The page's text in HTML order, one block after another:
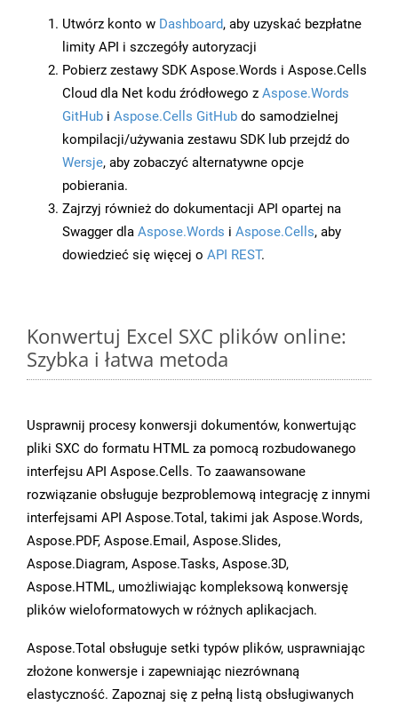
Utwórz konto w Dashboard, aby uzyskać bezpłatne
limity API i szczegóły autoryzacji
Pobierz zestawy SDK Aspose.Words i Aspose.Cells
Cloud dla Net kodu źródłowego z Aspose.Words
GitHub i Aspose.Cells GitHub do samodzielnej
kompilacji/używania zestawu SDK lub przejdź do
Wersje, aby zobaczyć alternatywne opcje
pobierania.
Zajrzyj również do dokumentacji API opartej na
Swagger dla Aspose.Words i Aspose.Cells, aby
dowiedzieć się więcej o API REST.
Konwertuj Excel SXC plików online:
Szybka i łatwa metoda
Usprawnij procesy konwersji dokumentów, konwertując
pliki SXC do formatu HTML za pomocą rozbudowanego
interfejsu API Aspose.Cells. To zaawansowane
rozwiązanie obsługuje bezproblemową integrację z innymi
interfejsami API Aspose.Total, takimi jak Aspose.Words,
Aspose.PDF, Aspose.Email, Aspose.Slides,
Aspose.Diagram, Aspose.Tasks, Aspose.3D,
Aspose.HTML, umożliwiając kompleksową konwersję
plików wieloformatowych w różnych aplikacjach.
Aspose.Total obsługuje setki typów plików, usprawniając
złożone konwersje i zapewniając niezrównaną
elastyczność. Zapoznaj się z pełną listą obsługiwanych